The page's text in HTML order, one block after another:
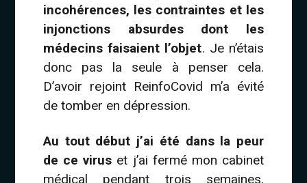
incohérences, les contraintes et les
injonctions absurdes dont les
médecins faisaient l’objet. Je n’étais
donc pas la seule à penser cela.
D’avoir rejoint ReinfoCovid m’a évité
de tomber en dépression.
Au tout début j’ai été dans la peur
de ce virus et j’ai fermé mon cabinet
médical pendant trois semaines,